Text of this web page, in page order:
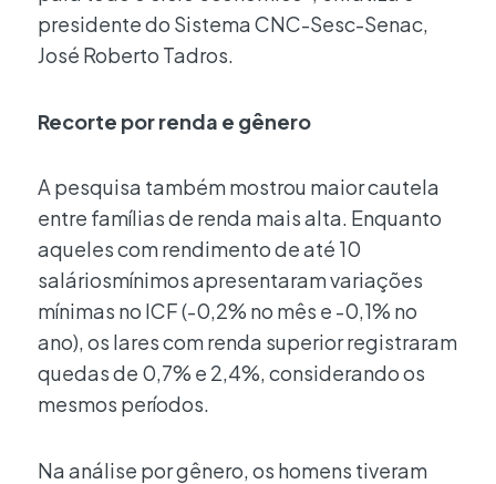
presidente do Sistema CNC-Sesc-Senac,
José Roberto Tadros.
Recorte por renda e gênero
A pesquisa também mostrou maior cautela
entre famílias de renda mais alta. Enquanto
aqueles com rendimento de até 10
saláriosmínimos apresentaram variações
mínimas no ICF (-0,2% no mês e -0,1% no
ano), os lares com renda superior registraram
quedas de 0,7% e 2,4%, considerando os
mesmos períodos.
Na análise por gênero, os homens tiveram